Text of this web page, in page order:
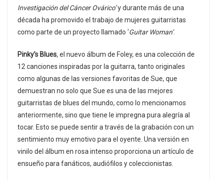
Investigación del Cáncer Ovárico’y durante más de una
década ha promovido el trabajo de mujeres guitarristas
como parte de un proyecto llamado ‘Guitar Woman’.
Pinky’s Blues, el nuevo álbum de Foley, es una colección de
12 canciones inspiradas por la guitarra, tanto originales
como algunas de las versiones favoritas de Sue, que
demuestran no solo que Sue es una de las mejores
guitarristas de blues del mundo, como lo mencionamos
anteriormente, sino que tiene le impregna pura alegría al
tocar. Esto se puede sentir a través de la grabación con un
sentimiento muy emotivo para el oyente. Una versión en
vinilo del álbum en rosa intenso proporciona un artículo de
ensueño para fanáticos, audiófilos y coleccionistas.